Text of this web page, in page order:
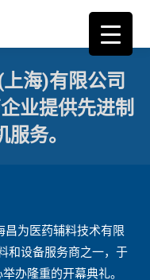
海)有限公司
业提供先进制
务。
昌为医药辅料技术有限
和设备服务商之一，于
办隆重的开幕典礼。